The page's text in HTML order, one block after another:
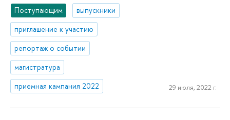
Поступающим
выпускники
приглашение к участию
репортаж о событии
магистратура
приемная кампания 2022
29 июля, 2022 г.